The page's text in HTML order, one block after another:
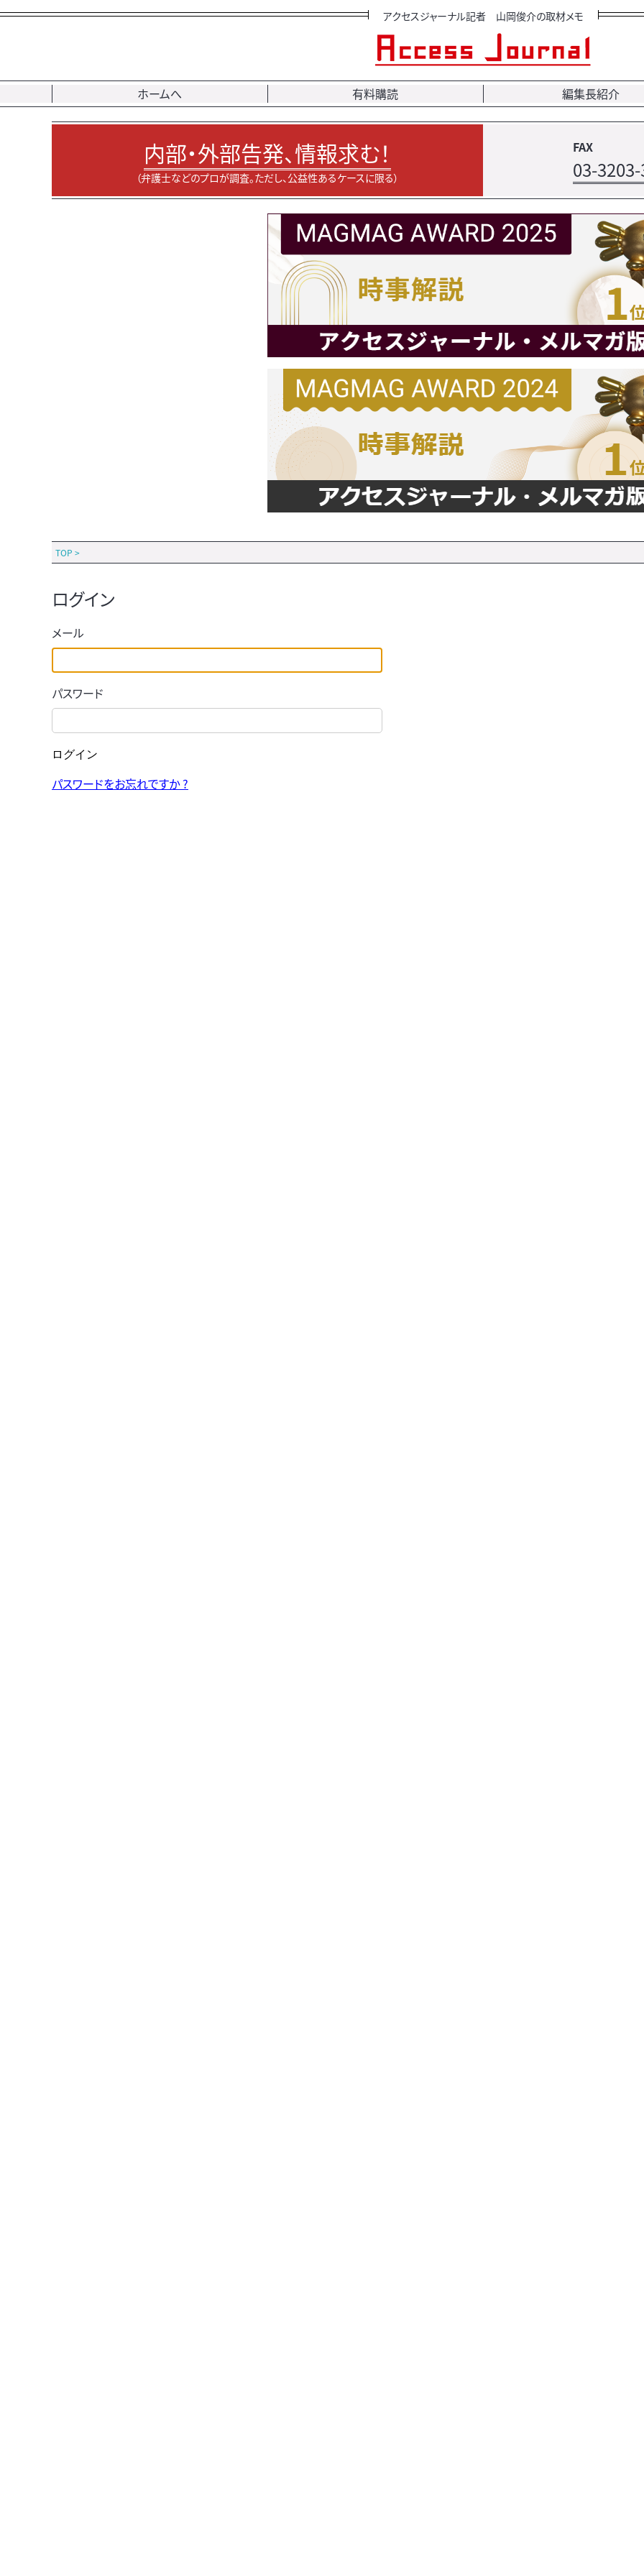
アクセスジャーナル記者 山岡俊介の取材メモ
ホームへ 有料購読 編集長紹介
内部・外部告発、情報求む！
（弁護士などのプロが調査。ただし、公益性あるケースに限る）
FAX
03-
TOP >
ログイン
メール
パスワード
ログイン
パスワードをお忘れですか ?